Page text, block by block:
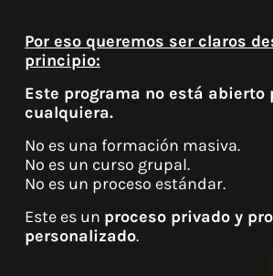
Por eso queremos ser claros
principio:
Este programa no está abierto
cualquiera.
No es una formación masiva.
No es un curso grupal.
No es un proceso estándar.
Este es un proceso privado y
personalizado.